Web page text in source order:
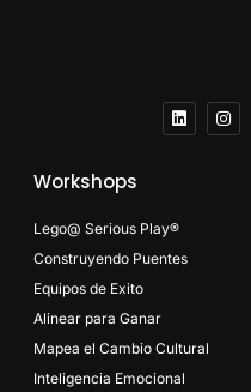
Workshops
Lego@ Serious Play®
Construyendo Puentes
Equipos de Exito
Alinear para Ganar
Mapea el Cambio Cultural
Inteligencia Emocional